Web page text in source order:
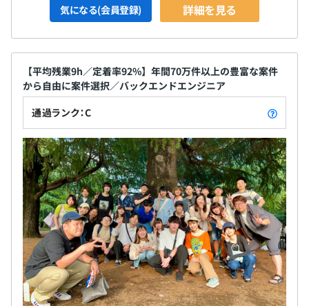
気になる(会員登録) 詳細を見る
【平均残業9h／定着率92%】年間70万件以上の豊富な案件
から自由に案件選択／バックエンドエンジニア
通過ランク：C